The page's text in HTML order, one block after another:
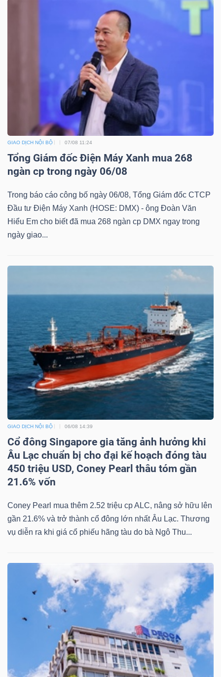
GIAO DỊCH NỘI BỘ 07/08 11:24
Tổng Giám đốc Điện Máy Xanh mua 268
ngàn cp trong ngày 06/08
Trong báo cáo công bố ngày 06/08, Tổng Giám đốc CTCP
Đầu tư Điện Máy Xanh (HOSE: DMX) - ông Đoàn Văn
Hiểu Em cho biết đã mua 268 ngàn cp DMX ngay trong
ngày giao...
GIAO DỊCH NỘI BỘ 06/08 14:39
Cổ đông Singapore gia tăng ảnh hưởng khi
Âu Lạc chuẩn bị cho đại kế hoạch đóng tàu
450 triệu USD, Coney Pearl thâu tóm gần
21.6% vốn
Coney Pearl mua thêm 2.52 triệu cp ALC, nâng sở hữu lên
gần 21.6% và trở thành cổ đông lớn nhất Âu Lạc. Thương
vụ diễn ra khi giá cổ phiếu hãng tàu do bà Ngô Thu...
ĐẦU
TRUY
LIỆU
SECTOR
NĂNG
LƯỢNG
NGUYÊN
VẬT
NGHIỆP
THIẾT